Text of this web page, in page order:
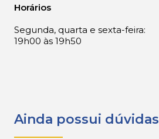
Horários
Segunda, quarta e sexta-feira:
19h00 às 19h50
Ainda possui